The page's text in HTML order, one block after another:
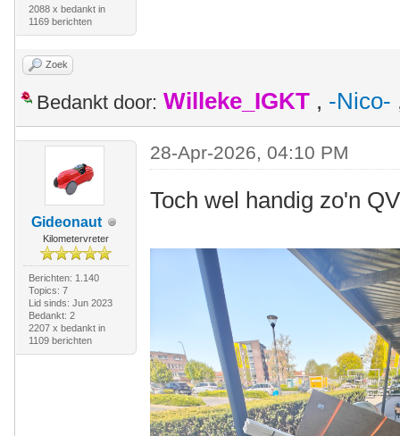
2088 x bedankt in
1169 berichten
Zoek
Bedankt door: Willeke_IGKT , -Nico-
Gideonaut
Kilometervreter
Berichten: 1.140
Topics: 7
Lid sinds: Jun 2023
Bedankt: 2
2207 x bedankt in
1109 berichten
28-Apr-2026, 04:10 PM
Toch wel handig zo'n